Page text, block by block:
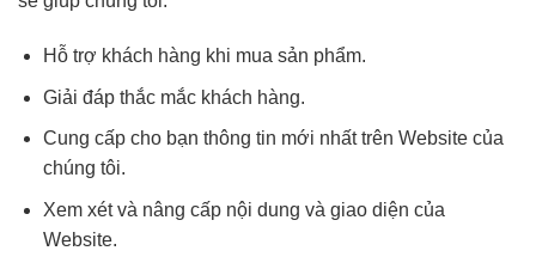
Hỗ trợ khách hàng khi mua sản phẩm.
Giải đáp thắc mắc khách hàng.
Cung cấp cho bạn thông tin mới nhất trên Website của
chúng tôi.
Xem xét và nâng cấp nội dung và giao diện của
Website.